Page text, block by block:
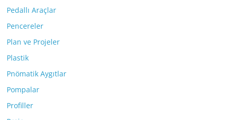
Pedallı Araçlar
Pencereler
Plan ve Projeler
Plastik
Pnömatik Aygıtlar
Pompalar
Profiller